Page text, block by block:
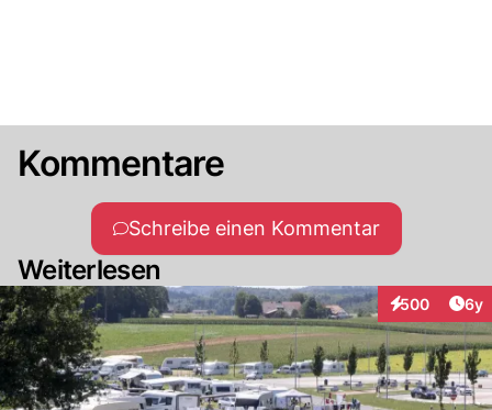
Kommentare
Schreibe einen Kommentar
Weiterlesen
500
Interaktionen
6y